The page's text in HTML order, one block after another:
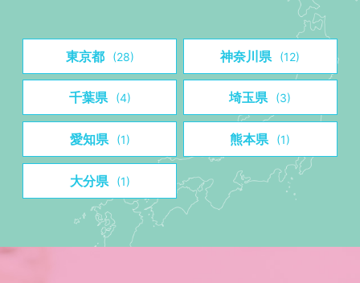
東京都 (28) 神奈川県 (12)
千葉県 (4) 埼玉県 (3)
愛知県 (1) 熊本県 (1)
大分県 (1)